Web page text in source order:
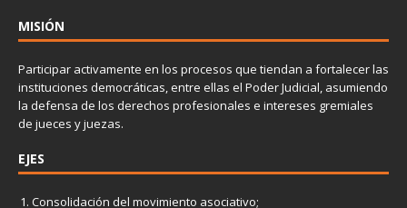
MISIÓN
Participar activamente en los procesos que tiendan a fortalecer las
instituciones democráticas, entre ellas el Poder Judicial, asumiendo
la defensa de los derechos profesionales e intereses gremiales
de jueces y juezas.
EJES
Consolidación del movimiento asociativo;